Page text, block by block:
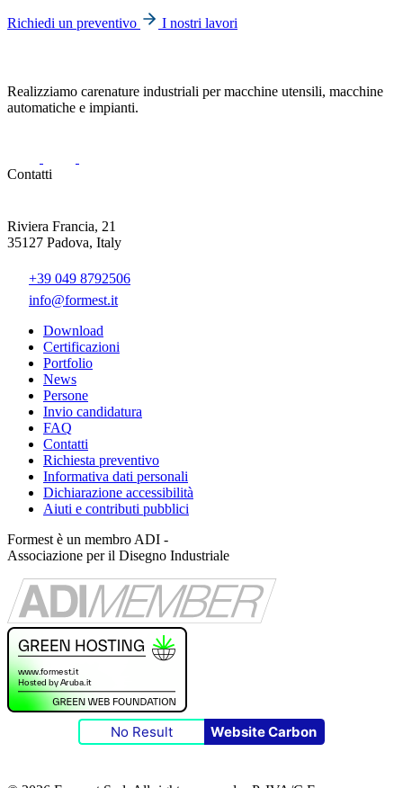
Richiedi un preventivo I nostri lavori
Realizziamo carenature industriali per macchine utensili, macchine
automatiche e impianti.
Contatti
Riviera Francia, 21
35127 Padova, Italy
+39 049 8792506
info@formest.it
Download
Certificazioni
Portfolio
News
Persone
Invio candidatura
FAQ
Contatti
Richiesta preventivo
Informativa dati personali
Dichiarazione accessibilità
Aiuti e contributi pubblici
Formest è un membro ADI -
Associazione per il Disegno Industriale
No Result Website Carbon